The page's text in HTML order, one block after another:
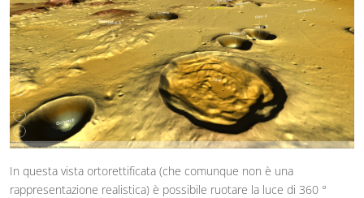
In questa vista ortorettificata (che comunque non è una
rappresentazione realistica) è possibile ruotare la luce di 360 °